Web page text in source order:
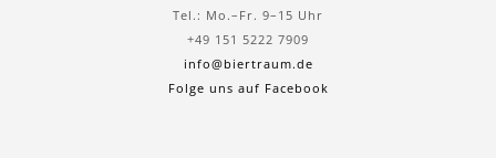
Tel.: Mo.–Fr. 9–15 Uhr
+49 151 5222 7909
info@biertraum.de
Folge uns auf Facebook